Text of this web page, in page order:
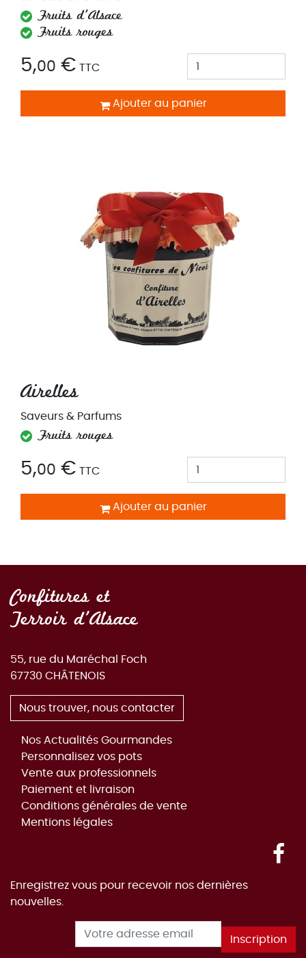
Fruits d'Alsace
Fruits rouges
5,00 € TTC
Ajouter au panier
Airelles
Saveurs & Parfums
Fruits rouges
5,00 € TTC
Ajouter au panier
Confitures et
Terroir d'Alsace
55, rue du Maréchal Foch
67730 CHÂTENOIS
Nous trouver, nous contacter
Nos Actualités Gourmandes
Personnalisez vos pots
Vente aux professionnels
Paiement et livraison
Conditions générales de vente
Mentions légales
Enregistrez vous pour recevoir nos dernières
nouvelles.
Adresse e-mail
Inscription